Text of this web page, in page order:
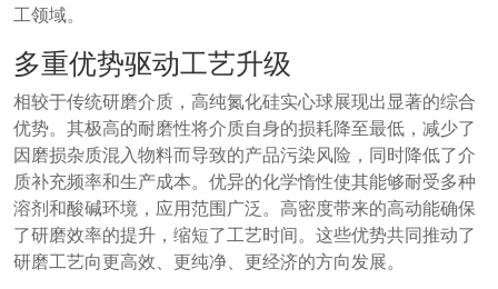
工领域。
多重优势驱动工艺升级
相较于传统研磨介质，高纯氮化硅实心球展现出显著的综合
优势。其极高的耐磨性将介质自身的损耗降至最低，减少了
因磨损杂质混入物料而导致的产品污染风险，同时降低了介
质补充频率和生产成本。优异的化学惰性使其能够耐受多种
溶剂和酸碱环境，应用范围广泛。高密度带来的高动能确保
了研磨效率的提升，缩短了工艺时间。这些优势共同推动了
研磨工艺向更高效、更纯净、更经济的方向发展。